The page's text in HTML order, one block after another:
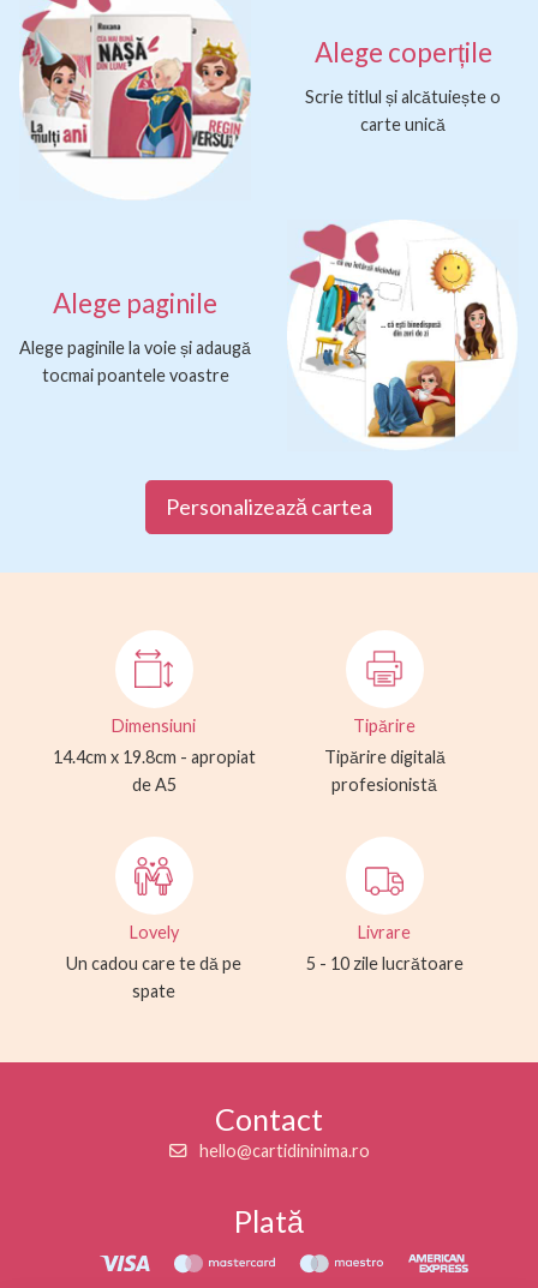
Alege coperțile
Scrie titlul și alcătuiește o
carte unică
Alege paginile
Alege paginile la voie și adaugă
tocmai poantele voastre
Personalizează cartea
Dimensiuni
14.4cm x 19.8cm - apropiat
de A5
Tipărire
Tipărire digitală
profesionistă
Lovely
Un cadou care te dă pe
spate
Livrare
5 - 10 zile lucrătoare
Contact
hello@cartidininima.ro
Plată
American Express